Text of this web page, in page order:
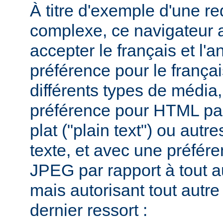
À titre d'exemple d'une
complexe, ce navigateur
accepter le français et
préférence pour le
différents types de
préférence pour HTML
plat ("plain text") ou
texte, et avec une
JPEG par rapport à tout
mais autorisant tout
dernier ressort :